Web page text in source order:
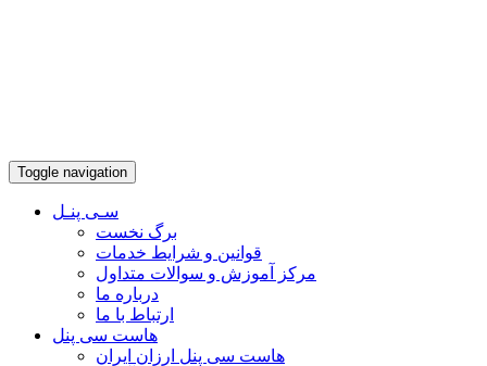
Toggle navigation
سـی پنـل
برگ نخست
قوانین و شرایط خدمات
مرکز آموزش و سوالات متداول
درباره ما
ارتباط با ما
هاست سی پنل
هاست سی پنل ارزان ایران